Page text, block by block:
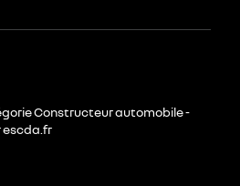
Constructeur automobile -
escda.fr